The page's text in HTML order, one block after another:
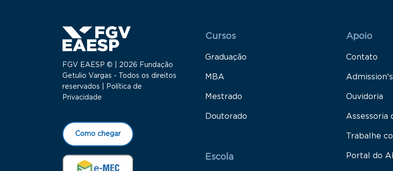
FGV EAESP © | 2026 Fundação
Getulio Vargas - Todos os direitos
reservados |
Política de
Privacidade
Como chegar
Menu Rodapé 1
Cursos
Graduação
MBA
Mestrado
Doutorado
Escola
Rodapé 2
Apoio
Contato
Ouvidoria
Assessoria
Trabalhe
Portal do